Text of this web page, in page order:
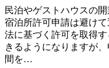
民泊やゲストハウスの
宿泊所許可申請は避け
法に基づく許可を取得
きるようになりますが
間を…